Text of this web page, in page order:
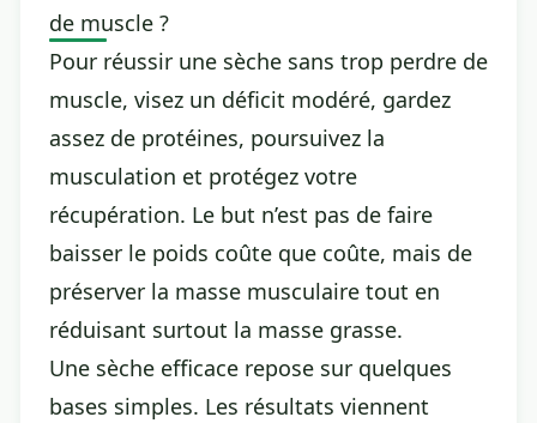
de muscle ?
Pour réussir une sèche sans trop perdre de
muscle, visez un déficit modéré, gardez
assez de protéines, poursuivez la
musculation et protégez votre
récupération. Le but n’est pas de faire
baisser le poids coûte que coûte, mais de
préserver la masse musculaire tout en
réduisant surtout la masse grasse.
Une sèche efficace repose sur quelques
bases simples. Les résultats viennent